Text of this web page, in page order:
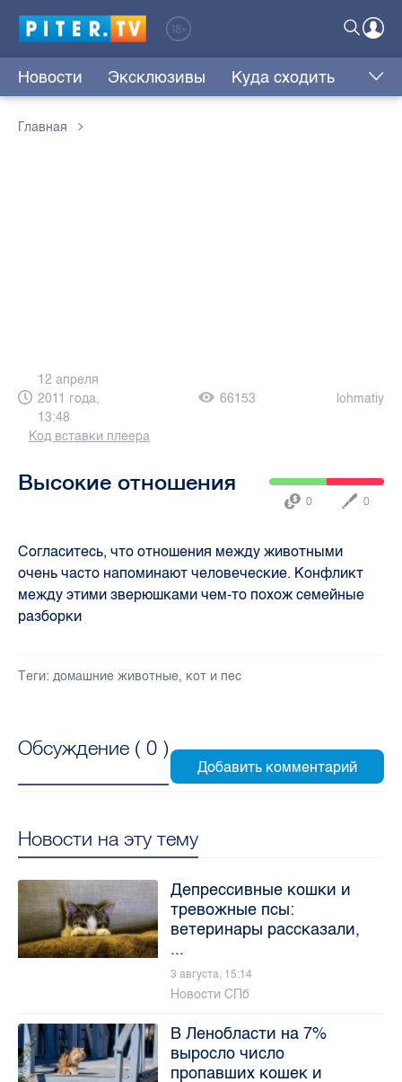
Новости Эксклюзивы Куда сходить
Главная
12 апреля
2011 года,
13:48
66153 lohmatiy
Код вставки плеера
Высокие отношения
0 0
Согласитесь, что отношения между животными
очень часто напоминают человеческие. Конфликт
между этими зверюшками чем-то похож семейные
разборки
Теги: домашние животные, кот и пес
Обсуждение ( 0 )
Новости на эту тему
Депрессивные кошки и
тревожные псы:
ветеринары рассказали,
...
3 августа, 15:14
Новости СПб
В Ленобласти на 7%
выросло число
пропавших кошек и